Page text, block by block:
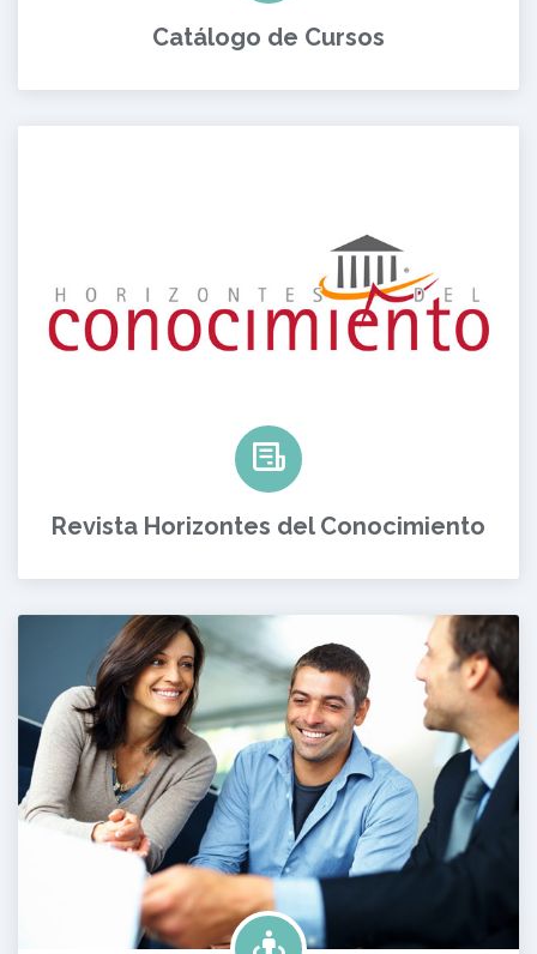
Catálogo de Cursos
Revista Horizontes del Conocimiento